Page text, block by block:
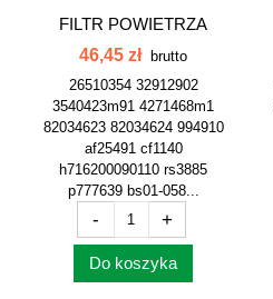
FILTR POWIETRZA
WEWNĘTRZNY...
46,45 zł brutto
26510354 32912902
3540423m91 4271468m1
82034623 82034624 994910
af25491 cf1140
h716200090110 rs3885
p777639 bs01-058...
- +
Do koszyka